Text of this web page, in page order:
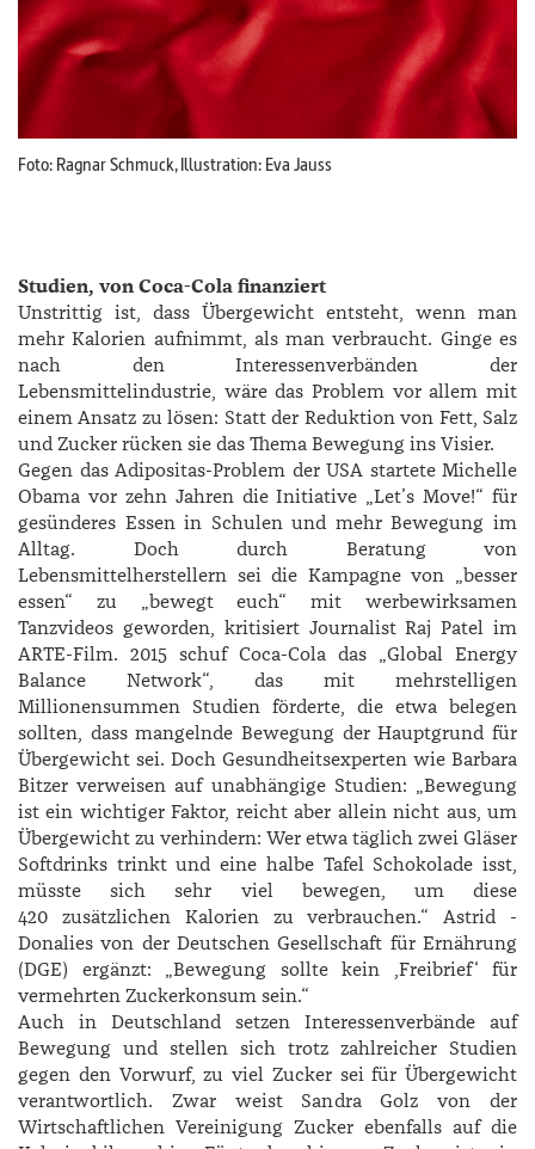
Foto: Ragnar Schmuck, Illustration: Eva Jauss
Studien, von Coca-Cola finanziert
Unstrittig ist, dass Übergewicht entsteht, wenn man
mehr Kalorien aufnimmt, als man verbraucht. Ginge es
nach den Interessenverbänden der
Lebensmittelindustrie, wäre das Problem vor allem mit
einem Ansatz zu lösen: Statt der Reduktion von Fett, Salz
und Zucker rücken sie das Thema Bewegung ins Visier.
Gegen das Adipositas-Problem der USA startete ­Michelle
­Obama vor zehn Jahren die Initiative „Let’s Move!“ für
gesünderes Essen in Schulen und mehr Bewegung im
Alltag. Doch durch Beratung von
Lebensmittelherstellern sei die Kampagne von „besser
essen“ zu „bewegt euch“ mit werbewirksamen
Tanzvideos geworden, kritisiert Journalist Raj ­Patel im
ARTE-Film. 2015 schuf Coca-Cola das „Global Energy
Balance Network“, das mit mehrstelligen
Millionensummen Studien förderte, die etwa belegen
sollten, dass mangelnde Bewegung der Hauptgrund für
Übergewicht sei. Doch Gesundheitsexperten wie ­Barbara
Bitzer verweisen auf unabhängige Studien: „Bewegung
ist ein wichtiger Faktor, reicht aber allein nicht aus, um
Übergewicht zu verhindern: Wer etwa täglich zwei Gläser
Softdrinks trinkt und eine halbe Tafel Schokolade isst,
müsste sich sehr viel bewegen, um diese
420 zusätzlichen Kalorien zu verbrauchen.“ ­Astrid ­
Donalies von der Deutschen Gesellschaft für Ernährung
(DGE) ergänzt: „Bewegung sollte kein ,Freibrief‘ für
vermehrten Zuckerkonsum sein.“
Auch in Deutschland setzen Interessenverbände auf
Bewegung und stellen sich trotz zahlreicher Studien
gegen den Vorwurf, zu viel Zucker sei für Übergewicht
verantwortlich. Zwar weist ­Sandra Golz von der
Wirtschaftlichen Vereinigung Zucker ebenfalls auf die